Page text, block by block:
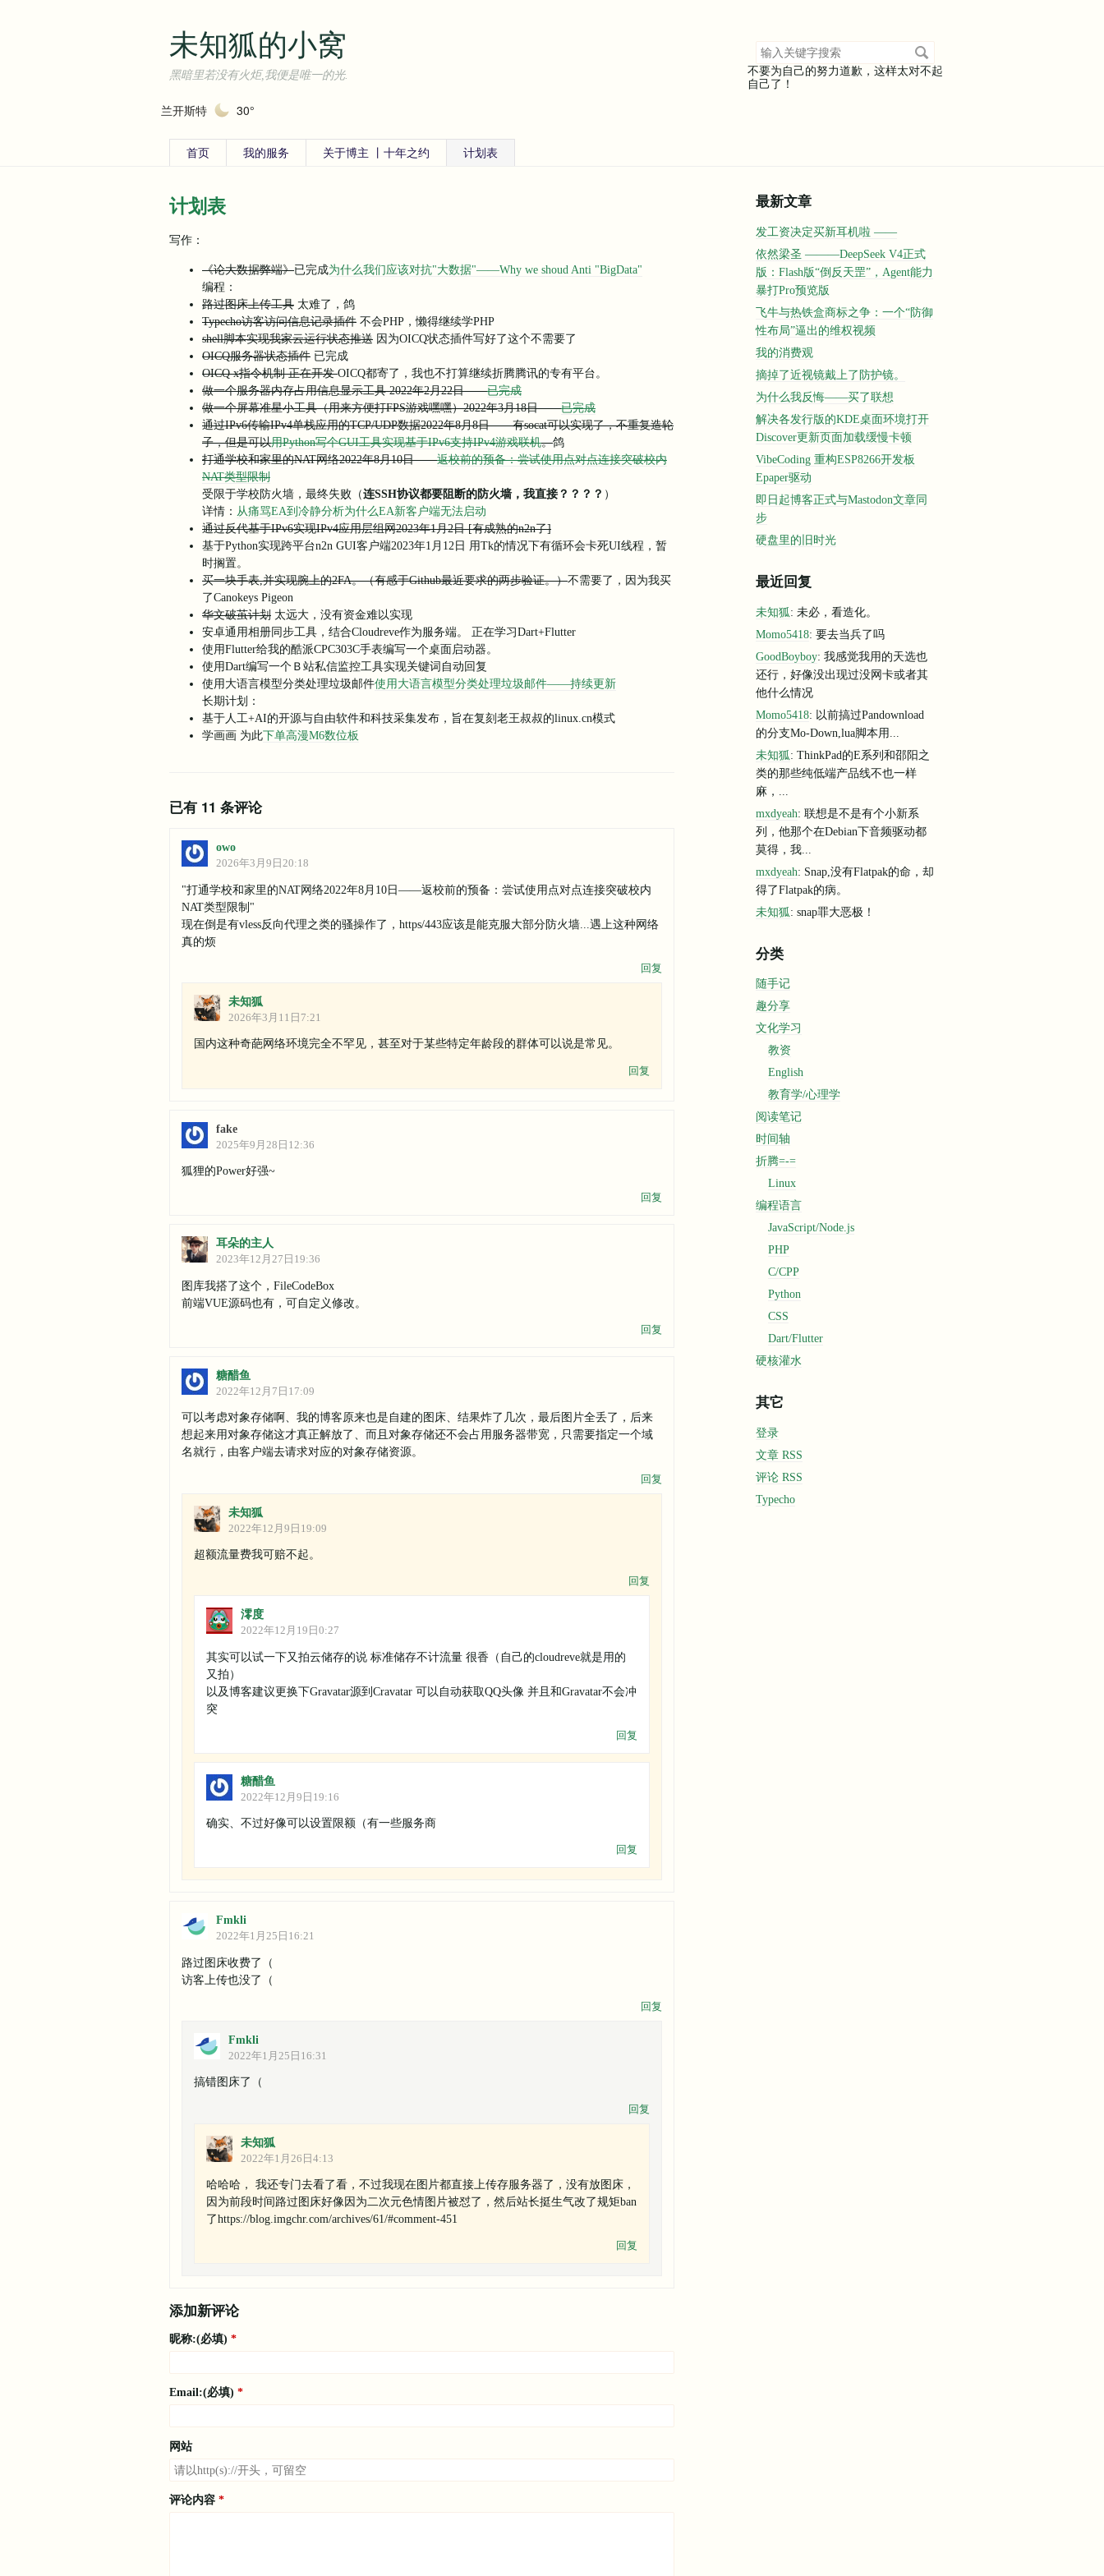
未知狐的小窝
黑暗里若没有火炬,我便是唯一的光.
搜
索
关
键
不要为自己的努力道歉，这样太对不起
自己了！
兰开斯特 30°
首页 我的服务 关于博主 丨十年之约 计划表
计划表
写作：
《论大数据弊端》已完成为什么我们应该对抗"大数据"——Why we shoud Anti "BigData"
编程：
路过图床上传工具 太难了，鸽
Typecho访客访问信息记录插件 不会PHP，懒得继续学PHP
shell脚本实现我家云运行状态推送 因为OICQ状态插件写好了这个不需要了
OICQ服务器状态插件 已完成
OICQ x指令机制 正在开发OICQ都寄了，我也不打算继续折腾腾讯的专有平台。
做一个服务器内存占用信息显示工具 2022年2月22日——已完成
做一个屏幕准星小工具（用来方便打FPS游戏嘿嘿）2022年3月18日——已完成
通过IPv6传输IPv4单栈应用的TCP/UDP数据2022年8月8日——有socat可以实现了，不重复造轮
子，但是可以用Python写个GUI工具实现基于IPv6支持IPv4游戏联机。鸽
打通学校和家里的NAT网络2022年8月10日——返校前的预备：尝试使用点对点连接突破校内
NAT类型限制
受限于学校防火墙，最终失败（连SSH协议都要阻断的防火墙，我直接？？？？ ）
详情： 从痛骂EA到冷静分析为什么EA新客户端无法启动
通过反代基于IPv6实现IPv4应用层组网2023年1月2日 [有成熟的n2n了]
基于Python实现跨平台n2n GUI客户端2023年1月12日 用Tk的情况下有循环会卡死UI线程，暂
时搁置。
买一块手表,并实现腕上的2FA。（有感于Github最近要求的两步验证。）不需要了，因为我买
了Canokeys Pigeon
华文破茧计划 太远大，没有资金难以实现
安卓通用相册同步工具，结合Cloudreve作为服务端。 正在学习Dart+Flutter
使用Flutter给我的酷派CPC303C手表编写一个桌面启动器。
使用Dart编写一个Ｂ站私信监控工具实现关键词自动回复
使用大语言模型分类处理垃圾邮件使用大语言模型分类处理垃圾邮件——持续更新
长期计划：
基于人工+AI的开源与自由软件和科技采集发布，旨在复刻老王叔叔的linux.cn模式
学画画 为此下单高漫M6数位板
已有 11 条评论
owo
2026年3月9日20:18
"打通学校和家里的NAT网络2022年8月10日——返校前的预备：尝试使用点对点连接突破校内
NAT类型限制"
现在倒是有vless反向代理之类的骚操作了，https/443应该是能克服大部分防火墙...遇上这种网络
真的烦
回复
未知狐
2026年3月11日7:21
国内这种奇葩网络环境完全不罕见，甚至对于某些特定年龄段的群体可以说是常见。
回复
fake
2025年9月28日12:36
狐狸的Power好强~
回复
耳朵的主人
2023年12月27日19:36
图库我搭了这个，FileCodeBox
前端VUE源码也有，可自定义修改。
回复
糖醋鱼
2022年12月7日17:09
可以考虑对象存储啊、我的博客原来也是自建的图床、结果炸了几次，最后图片全丢了，后来
想起来用对象存储这才真正解放了、而且对象存储还不会占用服务器带宽，只需要指定一个域
名就行，由客户端去请求对应的对象存储资源。
回复
未知狐
2022年12月9日19:09
超额流量费我可赔不起。
回复
澪度
2022年12月19日0:27
其实可以试一下又拍云储存的说 标准储存不计流量 很香（自己的cloudreve就是用的
又拍）
以及博客建议更换下Gravatar源到Cravatar 可以自动获取QQ头像 并且和Gravatar不会冲
突
回复
糖醋鱼
2022年12月9日19:16
确实、不过好像可以设置限额（有一些服务商
回复
Fmkli
2022年1月25日16:21
路过图床收费了（
访客上传也没了（
回复
Fmkli
2022年1月25日16:31
搞错图床了（
回复
未知狐
2022年1月26日4:13
哈哈哈， 我还专门去看了看，不过我现在图片都直接上传存服务器了，没有放图床，
因为前段时间路过图床好像因为二次元色情图片被怼了，然后站长挺生气改了规矩ban
了https://blog.imgchr.com/archives/61/#comment-451
回复
添加新评论
昵称:(必填)
Email:(必填)
网站
评论内容
最新文章
发工资决定买新耳机啦 ——
依然梁圣 ———DeepSeek V4正式
版：Flash版“倒反天罡”，Agent能力
暴打Pro预览版
飞牛与热铁盒商标之争：一个“防御
性布局”逼出的维权视频
我的消费观
摘掉了近视镜戴上了防护镜。
为什么我反悔——买了联想
解决各发行版的KDE桌面环境打开
Discover更新页面加载缓慢卡顿
VibeCoding 重构ESP8266开发板
Epaper驱动
即日起博客正式与Mastodon文章同
步
硬盘里的旧时光
最近回复
未知狐: 未必，看造化。
Momo5418: 要去当兵了吗
GoodBoyboy: 我感觉我用的天选也
还行，好像没出现过没网卡或者其
他什么情况
Momo5418: 以前搞过Pandownload
的分支Mo-Down,lua脚本用...
未知狐: ThinkPad的E系列和邵阳之
类的那些纯低端产品线不也一样
麻，...
mxdyeah: 联想是不是有个小新系
列，他那个在Debian下音频驱动都
莫得，我...
mxdyeah: Snap,没有Flatpak的命，却
得了Flatpak的病。
未知狐: snap罪大恶极！
分类
随手记
趣分享
文化学习
教资
English
教育学/心理学
阅读笔记
时间轴
折腾=-=
Linux
编程语言
JavaScript/Node.js
PHP
C/CPP
Python
CSS
Dart/Flutter
硬核灌水
其它
登录
文章 RSS
评论 RSS
Typecho